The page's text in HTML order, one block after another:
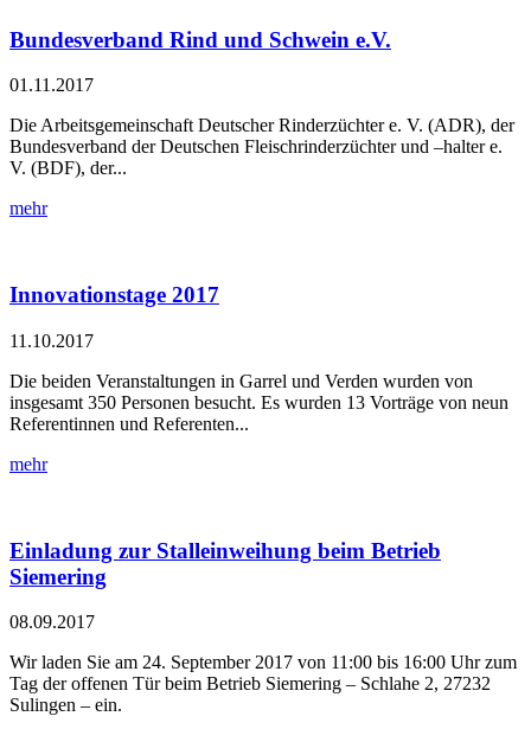
Bundesverband Rind und Schwein e.V.
01.11.2017
Die Arbeitsgemeinschaft Deutscher Rinderzüchter e. V. (ADR), der
Bundesverband der Deutschen Fleischrinderzüchter und –halter e.
V. (BDF), der...
mehr
Innovationstage 2017
11.10.2017
Die beiden Veranstaltungen in Garrel und Verden wurden von
insgesamt 350 Personen besucht. Es wurden 13 Vorträge von neun
Referentinnen und Referenten...
mehr
Einladung zur Stalleinweihung beim Betrieb
Siemering
08.09.2017
Wir laden Sie am 24. September 2017 von 11:00 bis 16:00 Uhr zum
Tag der offenen Tür beim Betrieb Siemering – Schlahe 2, 27232
Sulingen – ein.